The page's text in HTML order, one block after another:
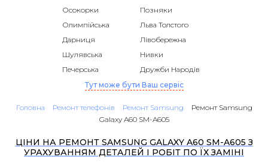
Осокорки
Позняки
Олимпійська
Льва Толстого
Дарниця
Лівобережна
Шулявська
Нивки
Печерська
Дружби Народів
Тут може бути Ваш сервіс
Головна Ремонт телефонів Ремонт Samsung
Ремонт Samsung
Galaxy A60 SM-A605
ЦІНИ НА РЕМОНТ SAMSUNG GALAXY A60 SM-A605 З
УРАХУВАННЯМ ДЕТАЛЕЙ І РОБІТ ПО ЇХ ЗАМІНІ